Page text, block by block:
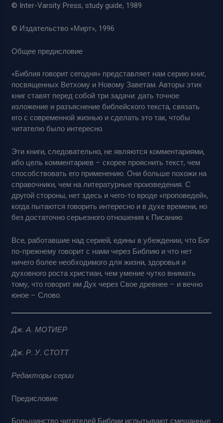
© Inter-Varsity Press, study guide, 1989
© Издательство «Мирт», 1996
Общее предисловие
«Библия говорит сегодня» представляет нам серию книг,
посвященных Ветхому и Новому Заветам. Авторы этих
книг ставят перед собой три задачи: дать точное
изложение и разъяснение библейского текста, связать
его с современной жизнью и сделать это так, чтобы
читателю было интересно.
Эти книги, следовательно, не являются комментариями,
ибо цель комментариев – скорее прояснить текст, чем
способствовать его применению. Они больше похожи на
справочники, чем на литературные произведения. С
другой стороны, нет здесь и чего-то вроде «проповедей»,
когда пытаются говорить интересно и в духе времени, но
без достаточно серьезного отношения к Писанию.
Все, работавшие над серией, едины в убеждении, что Бог
по-прежнему говорит с нами через Библию и что нет
ничего более необходимого для жизни, здоровья и
духовного роста христиан, чем умение чутко внимать
тому, что говорит им Дух через Свое древнее – и вечно
юное – Слово.
Дж. А. МОТИЕР
Дж. Р. У. СТОТТ
Редакторы серии
Предисловие
Большинство читателей Библии испытывают смешанные